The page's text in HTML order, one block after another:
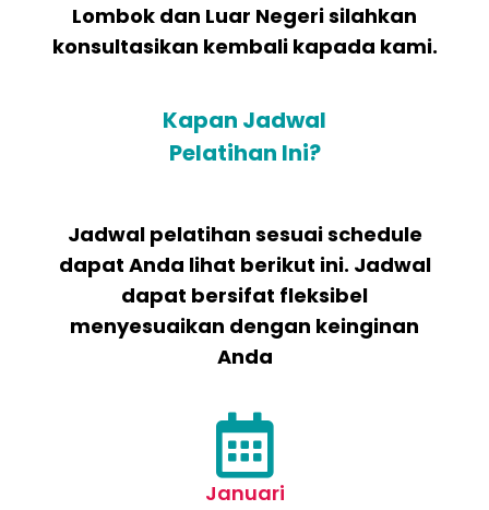
Lombok dan Luar Negeri silahkan
konsultasikan kembali kapada kami.
Kapan Jadwal
Pelatihan Ini?
Jadwal pelatihan sesuai schedule
dapat Anda lihat berikut ini. Jadwal
dapat bersifat fleksibel
menyesuaikan dengan keinginan
Anda
Januari